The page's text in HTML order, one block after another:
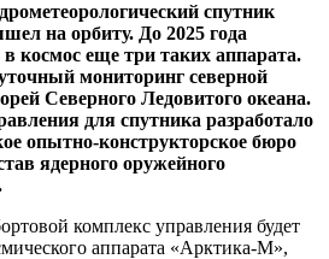
спутник
на орбиту. До 2025 года
в космос еще три таких аппарата.
мониторинг северной
Северного Ледовитого океана.
для спутника разработало
опытно-конструкторское бюро
ядерного оружейного
комплекс управления будет
аппарата «Арктика-М»,